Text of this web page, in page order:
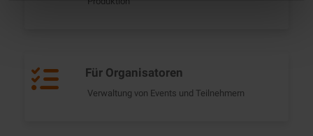
Für Organisatoren
Verwaltung von Events und Teilnehmern